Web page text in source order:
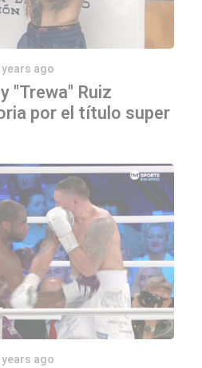
years ago
"Trewa" Ruiz
por el título super
years ago